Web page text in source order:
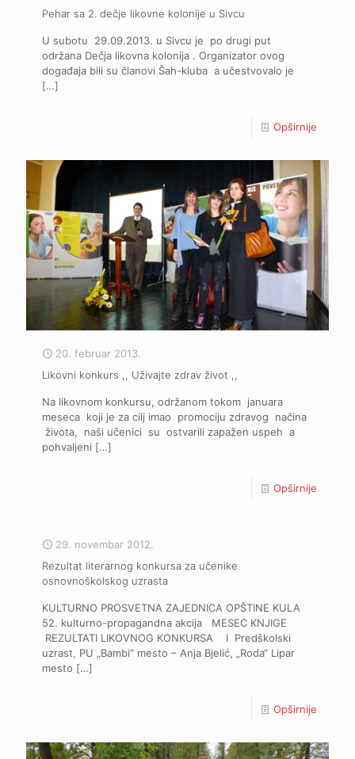
Pehar sa 2. dečje likovne kolonije u Sivcu
U subotu 29.09.2013. u Sivcu je po drugi put
održana Dečja likovna kolonija . Organizator ovog
događaja bili su članovi Šah-kluba a učestvovalo je
[…]
Opširnije
20. februar 2013.
Likovni konkurs ,, Uživajte zdrav život ,,
Na likovnom konkursu, održanom tokom januara
meseca koji je za cilj imao promociju zdravog načina
života, naši učenici su ostvarili zapažen uspeh a
pohvaljeni […]
Opširnije
29. novembar 2012.
Rezultat literarnog konkursa za učenike
osnovnoškolskog uzrasta
KULTURNO PROSVETNA ZAJEDNICA OPŠTINE KULA
52. kulturno-propagandna akcija MESEC KNJIGE
REZULTATI LIKOVNOG KONKURSA I Predškolski
uzrast, PU „Bambi“ mesto – Anja Bjelić, „Roda“ Lipar
mesto […]
Opširnije